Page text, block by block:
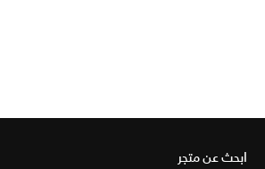
ابحث عن متجر